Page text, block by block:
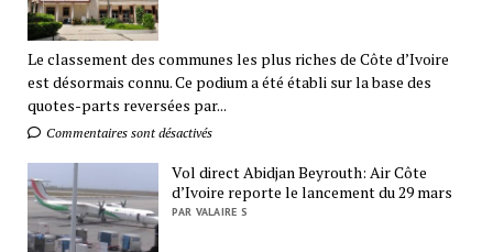
Le classement des communes les plus riches de Côte d’Ivoire
est désormais connu. Ce podium a été établi sur la base des
quotes-parts reversées par...
Commentaires sont désactivés
Vol direct Abidjan Beyrouth: Air Côte
d’Ivoire reporte le lancement du 29 mars
PAR VALAIRE S